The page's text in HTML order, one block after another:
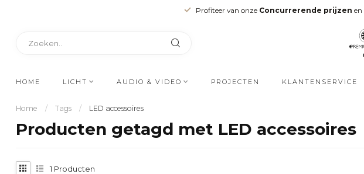
Profiteer van onze Concurrerende prijzen en
HOME LICHT AUDIO & VIDEO PROJECTEN KLANTENSERVICE
Home / Tags / LED accessoires
Producten getagd met LED accessoires
1 Producten